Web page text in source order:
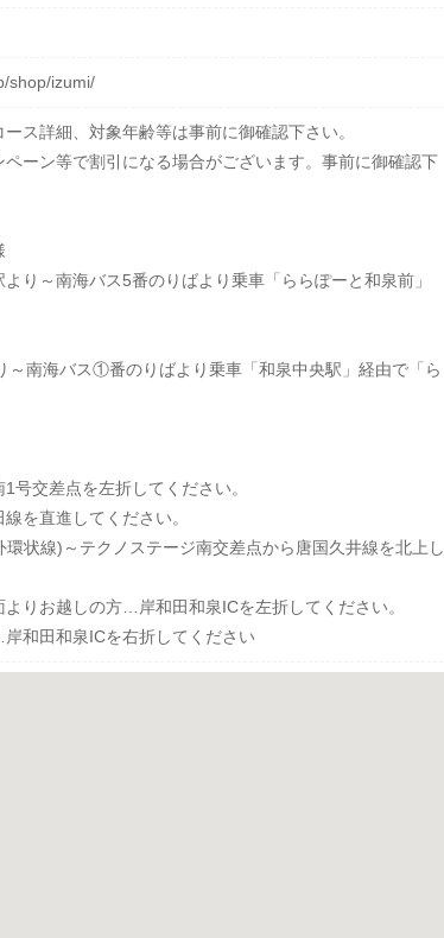
shop/izumi/
ス詳細、対象年齢等は事前に御確認下さい。
ーン等で割引になる場合がございます。事前に御確認下
り～南海バス5番のりばより乗車「ららぽーと和泉前」
～南海バス①番のりばより乗車「和泉中央駅」経由で「ら
号交差点を左折してください。
を直進してください。
状線)～テクノステージ南交差点から唐国久井線を北上し
りお越しの方…岸和田和泉ICを左折してください。
和田和泉ICを右折してください